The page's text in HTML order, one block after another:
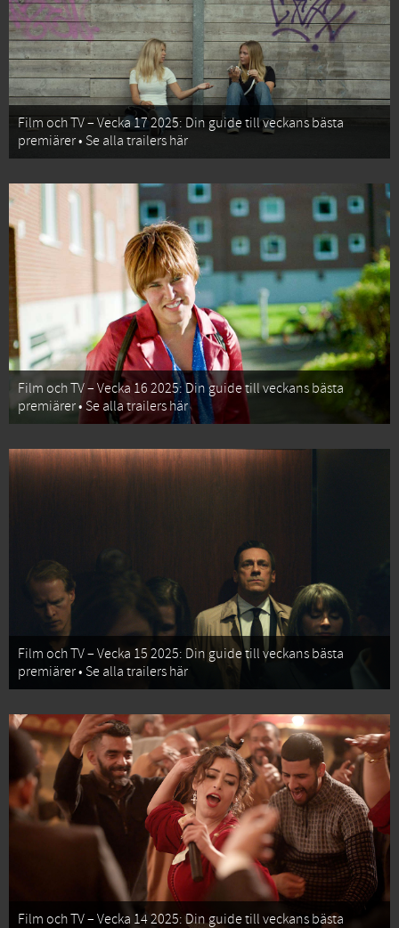
Film och TV – Vecka 17 2025: Din guide till veckans bästa
premiärer • Se alla trailers här
Film och TV – Vecka 16 2025: Din guide till veckans bästa
premiärer • Se alla trailers här
Film och TV – Vecka 15 2025: Din guide till veckans bästa
premiärer • Se alla trailers här
Film och TV – Vecka 14 2025: Din guide till veckans bästa